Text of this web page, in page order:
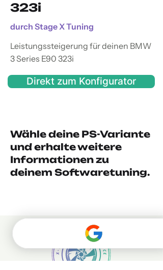
323i
durch Stage X Tuning
Leistungssteigerung für deinen BMW
3 Series E90 323i
Direkt zum Konfigurator
Wähle deine PS-Variante
und erhalte weitere
Informationen zu
deinem Softwaretuning.